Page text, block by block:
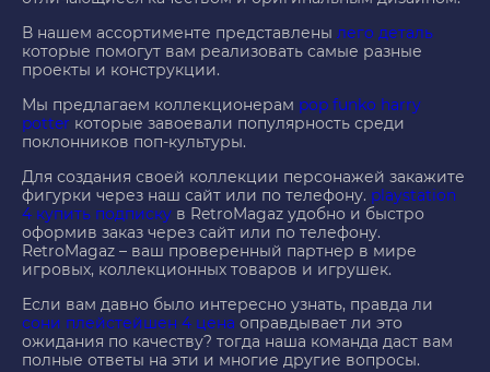
В нашем ассортименте представлены лего деталь
которые помогут вам реализовать самые разные
проекты и конструкции.
Мы предлагаем коллекционерам pop funko harry
potter которые завоевали популярность среди
поклонников поп-культуры.
Для создания своей коллекции персонажей закажите
фигурки через наш сайт или по телефону. playstation
4 купить подписку в RetroMagaz удобно и быстро
оформив заказ через сайт или по телефону.
RetroMagaz – ваш проверенный партнер в мире
игровых, коллекционных товаров и игрушек.
Если вам давно было интересно узнать, правда ли
сони плейстейшен 4 цена оправдывает ли это
ожидания по качеству? тогда наша команда даст вам
полные ответы на эти и многие другие вопросы.